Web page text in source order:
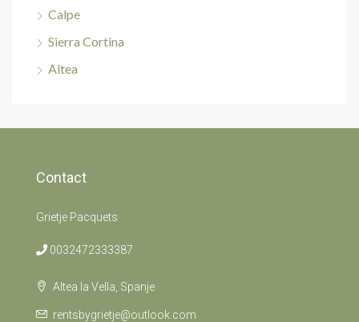
Calpe
Sierra Cortina
Altea
Contact
Grietje Pacquets
0032472333387
Altea la Vella, Spanje
rentsbygrietje@outlook.com